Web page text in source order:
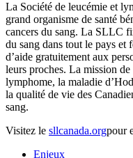
La Société de leucémie et
grand organisme de santé
cancers du sang. La SLLC
du sang dans tout le pays et
d’aide gratuitement aux
leurs proches. La mission
lymphome, la maladie
la qualité de vie des
sang.
Visitez le sllcanada.orgpour
Enjeux